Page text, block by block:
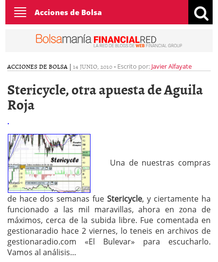
Toggle
navigation
Acciones de Bolsa
ACCIONES DE BOLSA | 14 JUNIO, 2010- Escrito por: Javier Alfayate
Stericycle, otra apuesta de Aguila
Roja
Una de nuestras compras
de hace dos semanas fue Stericycle, y ciertamente ha
funcionado a las mil maravillas, ahora en zona de
máximos, cerca de la subida libre. Fue comentada en
gestionaradio hace 2 viernes, lo teneis en archivos de
gestionaradio.com «El Bulevar» para escucharlo.
Vamos al análisis…